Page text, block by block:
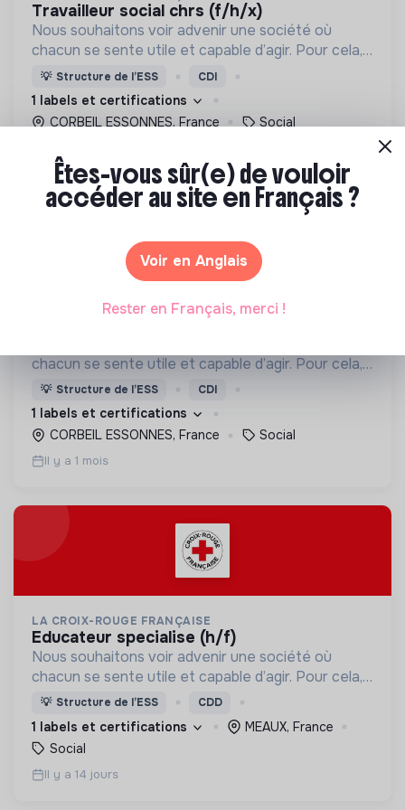
travailleur social chrs (f/h/x)
Nous souhaitons voir advenir une société où
chacun se sente utile et capable d’agir. Pour cela,
nous proposons des moyens et des lieux
d’engagement innovants et adaptés à tous.
💡 Structure de l’ESS CDI
1 labels et certifications
CORBEIL ESSONNES, France
Social
LA CROIX-ROUGE FRANÇAISE
travailleur social chrs (f/h/x)
chacun se sente utile et capable d’agir. Pour cela,
nous proposons des moyens et des lieux
d’engagement innovants et adaptés à tous.
💡 Structure de l’ESS CDI
1 labels et certifications
CORBEIL ESSONNES, France
Social
Il y a 1 mois
LA CROIX-ROUGE FRANÇAISE
educateur specialise (h/f)
Nous souhaitons voir advenir une société où
chacun se sente utile et capable d’agir. Pour cela,
nous proposons des moyens et des lieux
d’engagement innovants et adaptés à tous.
💡 Structure de l’ESS CDD
1 labels et certifications
MEAUX, France
Social
Il y a 14 jours
Êtes-vous sûr(e) de vouloir
accéder au site en Français ?
Voir en Anglais
Rester en Français, merci !